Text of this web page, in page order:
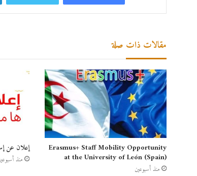
مقالات ذات صلة
Erasmus+ Staff Mobility Opportunity
at the University of León (Spain)
منذ أسبوعين
إعلان عن
منذ